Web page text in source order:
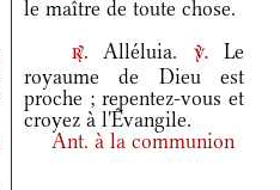
le maître de toute chose.
r. Alléluia. v.Le
royaume de Dieu est
proche ; repentez-vous et
croyez à l'Évangile.
Ant. à la communion